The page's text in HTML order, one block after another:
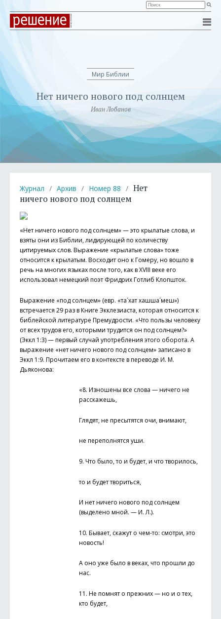
Мир Библии
Нет ничего нового под солнцем
Иван Лобанов
Журнал / Архив / Номер 88 / Нет
ничего нового под солнцем
«Нет ничего нового под солнцем» — это крылатые слова, и
взяты они из Библии, лидирующей по количеству
цитируемых слов. Выражение «крылатые слова» тоже
относится к крылатым. Восходит оно к Гомеру, но вошло в
речь на многих языках после того, как в XVIII веке его
использовал немецкий поэт Фридрих Готлиб Клопшток.
Выражение «под солнцем» (евр. «та´хат хашша´меш»)
встречается 29 раз в Книге Экклезиаста, которая относится к
библейской литературе Премудрости. «Что пользы человеку
от всех трудов его, которыми трудится он под солнцем?»
(Эккл 1:3) — первый случай употребления этого оборота. А
выражение «нет ничего нового под солнцем» записано в
Эккл 1:9. Прочитаем его в контексте в переводе И. М.
Дьяконова:
«8. Изношены все слова — ничего не
расскажешь,
Глядят, не пресытятся очи, внимают,
не переполнятся уши.
9. Что было, то и будет, и что творилось,
то и будет твориться,
И нет ничего нового под солнцем
(выделено мной. — И. Л.).
10. Бывает, скажут о чем-то: смотри, это
новость!
А оно уже было в веках, что прошли до
нас.
11. Не помнят о прежних — но и о тех,
кто будет,